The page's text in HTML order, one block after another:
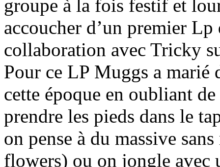
groupe à la fois festif et
accoucher d’un premier
collaboration avec Tricky
Pour ce LP Muggs a marié
cette époque en oubliant
prendre les pieds dans le
on pense à du massive
flowers) ou on jongle avec